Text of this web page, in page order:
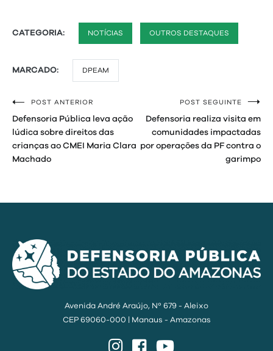
CATEGORIA: NOTÍCIAS OUTROS DESTAQUES
MARCADO: DPEAM
Navegação
de
Post
POST ANTERIOR
Defensoria Pública leva ação
lúdica sobre direitos das
crianças ao CMEI Maria Clara
Machado
POST SEGUINTE
Defensoria realiza visita em
comunidades impactadas
por operações da PF contra o
garimpo
Avenida André Araújo, Nº 679 - Aleixo
CEP 69060-000 | Manaus - Amazonas
InstagramFacebook